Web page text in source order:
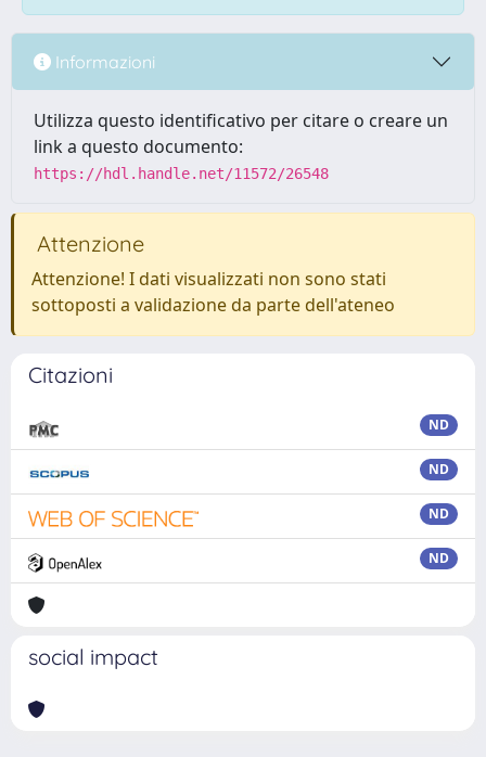
Informazioni
Utilizza questo identificativo per citare o creare un
link a questo documento:
https://hdl.handle.net/11572/26548
Attenzione
Attenzione! I dati visualizzati non sono stati
sottoposti a validazione da parte dell'ateneo
Citazioni
ND
ND
ND
ND
social impact